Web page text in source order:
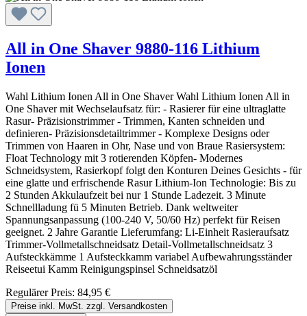
All in One Shaver 9880-116 Lithium
Ionen
Wahl Lithium Ionen All in One Shaver Wahl Lithium Ionen All in
One Shaver mit Wechselaufsatz für: - Rasierer für eine ultraglatte
Rasur- Präzisionstrimmer - Trimmen, Kanten schneiden und
definieren- Präzisionsdetailtrimmer - Komplexe Designs oder
Trimmen von Haaren in Ohr, Nase und von Braue Rasiersystem:
Float Technology mit 3 rotierenden Köpfen- Modernes
Schneidsystem, Rasierkopf folgt den Konturen Deines Gesichts - für
eine glatte und erfrischende Rasur Lithium-Ion Technologie: Bis zu
2 Stunden Akkulaufzeit bei nur 1 Stunde Ladezeit. 3 Minute
Schnellladung fü 5 Minuten Betrieb. Dank weltweiter
Spannungsanpassung (100-240 V, 50/60 Hz) perfekt für Reisen
geeignet. 2 Jahre Garantie Lieferumfang: Li-Einheit Rasieraufsatz
Trimmer-Vollmetallschneidsatz Detail-Vollmetallschneidsatz 3
Aufsteckkämme 1 Aufsteckkamm variabel Aufbewahrungsständer
Reiseetui Kamm Reinigungspinsel Schneidsatzöl
Regulärer Preis: 84,95 €
Preise inkl. MwSt. zzgl. Versandkosten